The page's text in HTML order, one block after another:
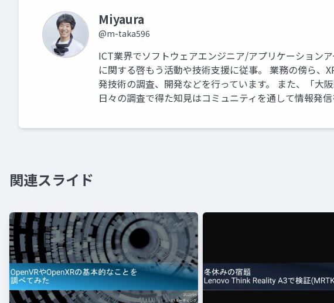
Miyaura
@m-taka596
ICT業界でソフトウェアエンジニア/アプリケーション
に関する啓もう活動や技術支援に従事。 業務の傍ら、
発技術の調査、開発などを行っています。 また、「大
日々の調査で得た知見はコミュニティを通して情報発信
関連スライド